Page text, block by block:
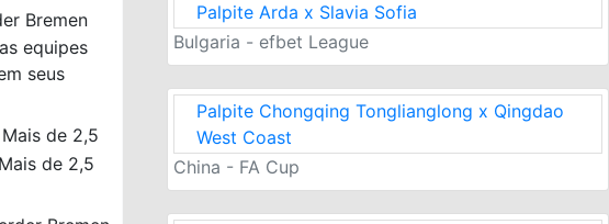
Bremen
equipes
seus
de 2,5
de 2,5
Palpite Arda x Slavia Sofia
Bulgaria - efbet League
Palpite Chongqing Tonglianglong x Qingdao
West Coast
China - FA Cup